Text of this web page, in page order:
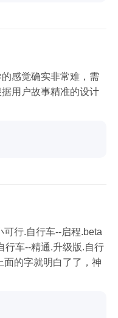
感觉确实非常难，需
用户故事精准的设计
可行.自行车--启程.beta
行车--精通.升级版.自行
面的字就明白了了，神